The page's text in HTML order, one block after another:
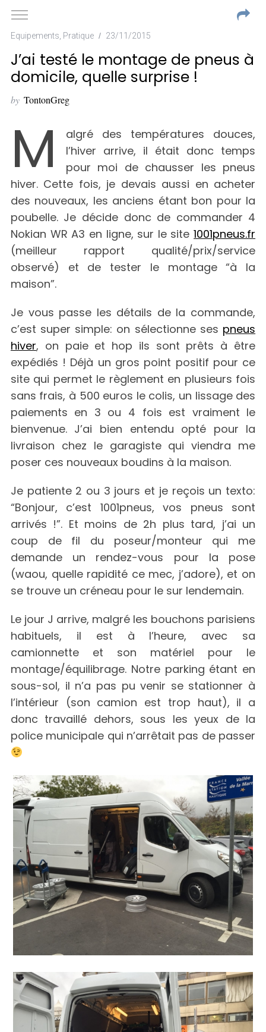
Equipements Pratique 23/11/2015
J’ai testé le montage de pneus à
domicile, quelle surprise !
by TontonGreg
M
algré des températures douces,
l’hiver arrive, il était donc temps
pour moi de chausser les pneus
hiver. Cette fois, je devais aussi en acheter
des nouveaux, les anciens étant bon pour la
poubelle. Je décide donc de commander 4
Nokian WR A3 en ligne, sur le site1001pneus.fr
(meilleur rapport qualité/prix/service
observé) et de tester le montage “à la
maison”.
Je vous passe les détails de la commande,
c’est super simple: on sélectionne ses pneus
hiver, on paie et hop ils sont prêts à être
expédiés ! Déjà un gros point positif pour ce
site qui permet le règlement en plusieurs fois
sans frais, à 500 euros le colis, un lissage des
paiements en 3 ou 4 fois est vraiment le
bienvenue. J’ai bien entendu opté pour la
livraison chez le garagiste qui viendra me
poser ces nouveaux boudins à la maison.
Je patiente 2 ou 3 jours et je reçois un texto:
“Bonjour, c’est 1001pneus, vos pneus sont
arrivés !”. Et moins de 2h plus tard, j’ai un
coup de fil du poseur/monteur qui me
demande un rendez-vous pour la pose
(waou, quelle rapidité ce mec, j’adore), et on
se trouve un créneau pour le sur lendemain.
Le jour J arrive, malgré les bouchons parisiens
habituels, il est à l’heure, avec sa
camionnette et son matériel pour le
montage/équilibrage. Notre parking étant en
sous-sol, il n’a pas pu venir se stationner à
l’intérieur (son camion est trop haut), il a
donc travaillé dehors, sous les yeux de la
police municipale qui n’arrêtait pas de passer